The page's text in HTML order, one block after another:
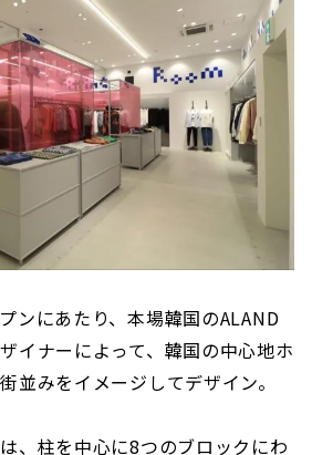
ンにあたり、本場韓国のALAND
イナーによって、韓国の中心地ホ
並みをイメージしてデザイン。
、柱を中心に8つのブロックにわ